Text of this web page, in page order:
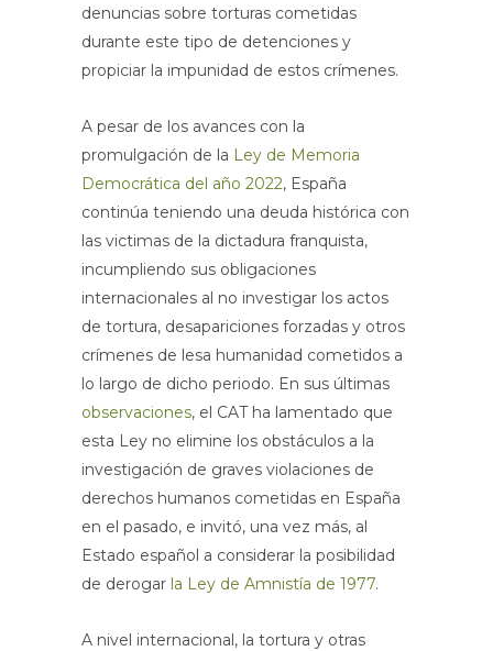
denuncias sobre torturas cometidas
durante este tipo de detenciones y
propiciar la impunidad de estos crímenes.
A pesar de los avances con la
promulgación de la Ley de Memoria
Democrática del año 2022, España
continúa teniendo una deuda histórica con
las victimas de la dictadura franquista,
incumpliendo sus obligaciones
internacionales al no investigar los actos
de tortura, desapariciones forzadas y otros
crímenes de lesa humanidad cometidos a
lo largo de dicho periodo. En sus últimas
observaciones, el CAT ha lamentado que
esta Ley no elimine los obstáculos a la
investigación de graves violaciones de
derechos humanos cometidas en España
en el pasado, e invitó, una vez más, al
Estado español a considerar la posibilidad
de derogar la Ley de Amnistía de 1977.
A nivel internacional, la tortura y otras